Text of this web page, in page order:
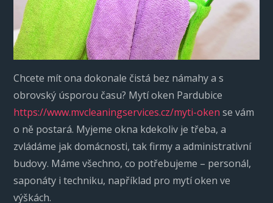
Chcete mít ona dokonale čistá bez námahy a s
obrovský úsporou času? Mytí oken Pardubice
https://www.mvcleaningservices.cz/myti-oken se vám
o ně postará. Myjeme okna kdekoliv je třeba, a
zvládáme jak domácnosti, tak firmy a administrativní
budovy. Máme všechno, co potřebujeme – personál,
saponáty i techniku, například pro mytí oken ve
výškách.